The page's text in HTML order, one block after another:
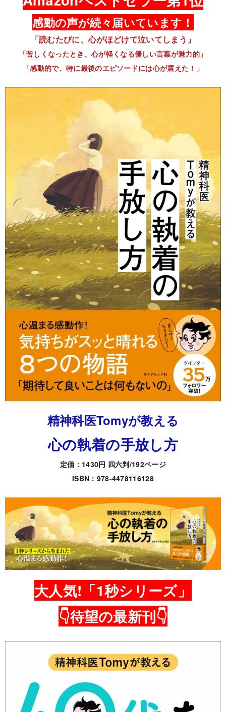
感動の声が続々届いています！
「読むたびに、心がほどけて泣いてしまう」
「苦しくなったとき、心が軽くなる優しい言葉が魅力的」
「感動的で、特に最後のエピソードには心が震えた！」
精神科医Tomyが教える
心の執着の手放し方
定価：1430円 四六判/192ページ
ISBN：978-4478116128
大人気!「1秒シリーズ」
👇待望の最新刊👇